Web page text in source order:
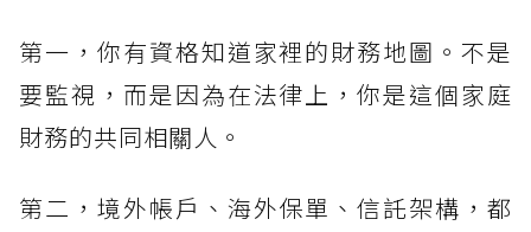
第一，你有資格知道家裡的財務地圖。不是
要監視，而是因為在法律上，你是這個家庭
財務的共同相關人。
第二，境外帳戶、海外保單、信託架構，都